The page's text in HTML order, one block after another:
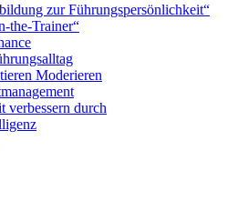
zur Führungspersönlichkeit“
the-Trainer“
Moderieren
verbessern durch